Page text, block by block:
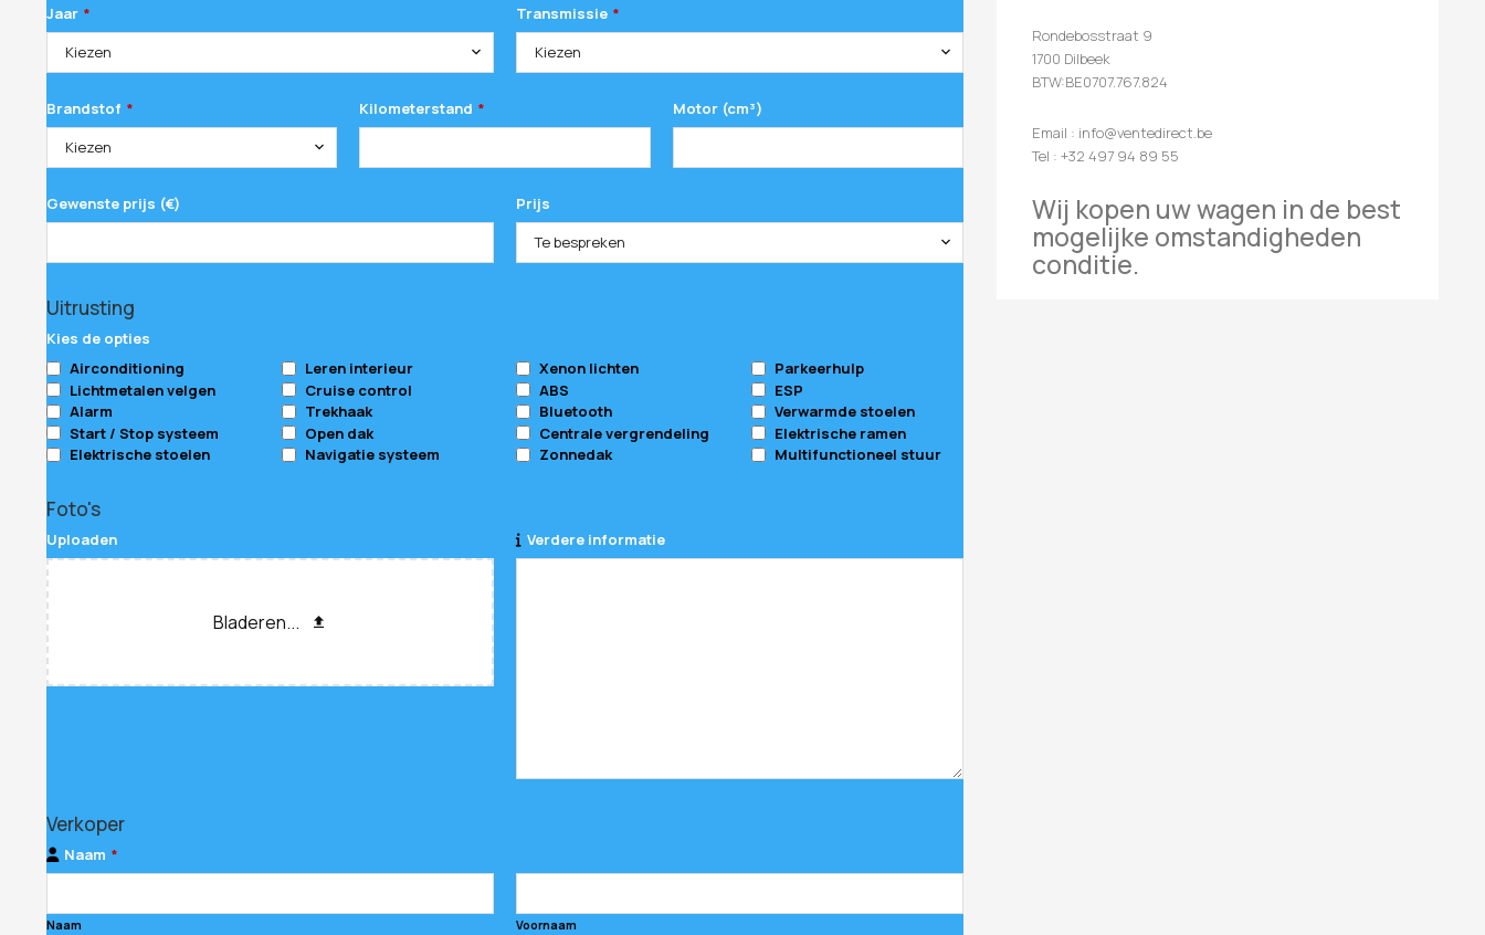
Jaar *
Kiezen
Transmissie *
Kiezen
Brandstof *
Kiezen
Kilometerstand * Motor (cm³)
Gewenste prijs (€)
Prijs
Te bespreken
Phone
Number *
Uitrusting
Kies de opties
Airconditioning
Leren interieur Xenon lichten
Parkeerhulp
Lichtmetalen velgen
Cruise control ABS
ESP
Alarm
Trekhaak Bluetooth
Verwarmde stoelen
Start / Stop systeem
Open dak Centrale vergrendeling
Elektrische ramen
Elektrische stoelen
Navigatie systeem Zonnedak Multifunctioneel stuur
Foto's
Uploaden
Bladeren...
Verdere informatie
Verkoper
Naam *
Naam Voornaam
Rondebosstraat 9
1700 Dilbeek
BTW:BE0707.767.824
Email : info@ventedirect.be
Tel : +32 497 94 89 55
Wij kopen uw wagen in de best
mogelijke omstandigheden
conditie.